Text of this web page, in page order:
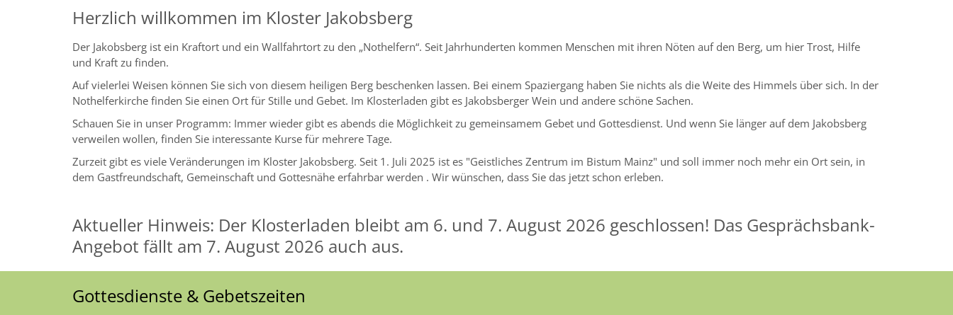
Herzlich willkommen im Kloster Jakobsberg
Der Jakobsberg ist ein Kraftort und ein Wallfahrtort zu den „Nothelfern“. Seit Jahrhunderten kommen Menschen mit ihren Nöten auf den Berg, um hier Trost, Hilfe
und Kraft zu finden.
Auf vielerlei Weisen können Sie sich von diesem heiligen Berg beschenken lassen. Bei einem Spaziergang haben Sie nichts als die Weite des Himmels über sich. In der
Nothelferkirche finden Sie einen Ort für Stille und Gebet. Im Klosterladen gibt es Jakobsberger Wein und andere schöne Sachen.
Schauen Sie in unser Programm: Immer wieder gibt es abends die Möglichkeit zu gemeinsamem Gebet und Gottesdienst. Und wenn Sie länger auf dem Jakobsberg
verweilen wollen, finden Sie interessante Kurse für mehrere Tage.
Zurzeit gibt es viele Veränderungen im Kloster Jakobsberg. Seit 1. Juli 2025 ist es "Geistliches Zentrum im Bistum Mainz" und soll immer noch mehr ein Ort sein, in
dem Gastfreundschaft, Gemeinschaft und Gottesnähe erfahrbar werden . Wir wünschen, dass Sie das jetzt schon erleben.
Aktueller Hinweis: Der Klosterladen bleibt am 6. und 7. August 2026 geschlossen! Das Gesprächsbank-
Angebot fällt am 7. August 2026 auch aus.
Gottesdienste & Gebetszeiten